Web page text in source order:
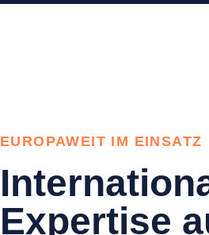
EUROPAWEIT IM EINSATZ
Expertise